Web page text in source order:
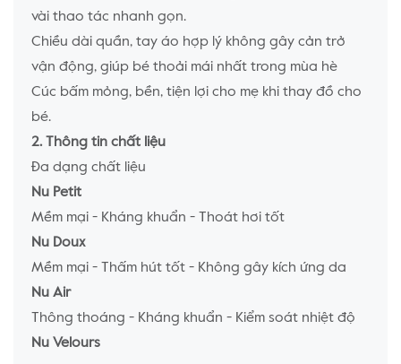
vài thao tác nhanh gọn.
Chiều dài quần, tay áo hợp lý không gây cản trở
vận động, giúp bé thoải mái nhất trong mùa hè
Cúc bấm mỏng, bền, tiện lợi cho mẹ khi thay đồ cho
bé.
2. Thông tin chất liệu
Đa dạng chất liệu
Nu Petit
Mềm mại - Kháng khuẩn - Thoát hơi tốt
Nu Doux
Mềm mại - Thấm hút tốt - Không gây kích ứng da
Nu Air
Thông thoáng - Kháng khuẩn - Kiểm soát nhiệt độ
Nu Velours